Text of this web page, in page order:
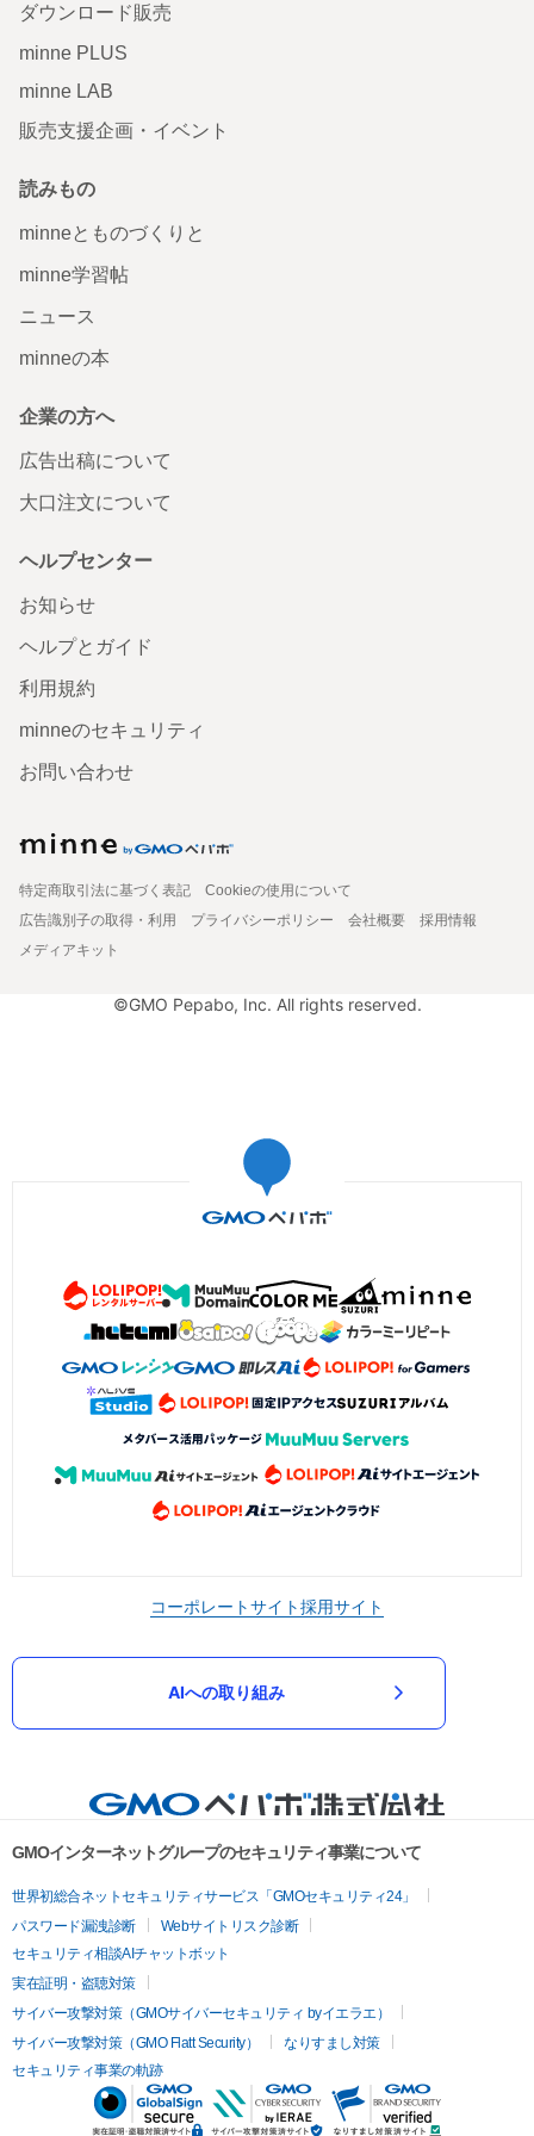
ダウンロード販売
minne PLUS
minne LAB
販売支援企画・イベント
読みもの
minneとものづくりと
minne学習帖
ニュース
minneの本
企業の方へ
広告出稿について
大口注文について
ヘルプセンター
お知らせ
ヘルプとガイド
利用規約
minneのセキュリティ
お問い合わせ
特定商取引法に基づく表記
Cookieの使用について
広告識別子の取得・利用
プライバシーポリシー 会社概要
採用情報
メディアキット
©GMO Pepabo, Inc. All rights reserved.
コーポレートサイト採用サイト
AIへの取り組み
GMOインターネットグループのセキュリティ事業について
世界初総合ネットセキュリティサービス「GMOセキュリティ24」
パスワード漏洩診断
Webサイトリスク診断
セキュリティ相談AIチャットボット
実在証明・盗聴対策
サイバー攻撃対策（GMOサイバーセキュリティ byイエラエ）
サイバー攻撃対策（GMO Flatt Security）
なりすまし対策
セキュリティ事業の軌跡